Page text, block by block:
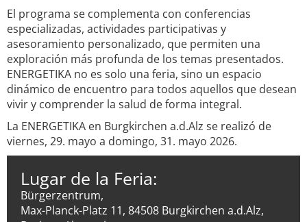
El programa se complementa con conferencias
especializadas, actividades participativas y
asesoramiento personalizado, que permiten una
exploración más profunda de los temas presentados.
ENERGETIKA no es solo una feria, sino un espacio
dinámico de encuentro para todos aquellos que desean
vivir y comprender la salud de forma integral.
La ENERGETIKA en Burgkirchen a.d.Alz se realizó de
viernes, 29. mayo a domingo, 31. mayo 2026.
Lugar de la Feria:
Bürgerzentrum,
Max-Planck-Platz 11, 84508 Burgkirchen a.d.Alz,